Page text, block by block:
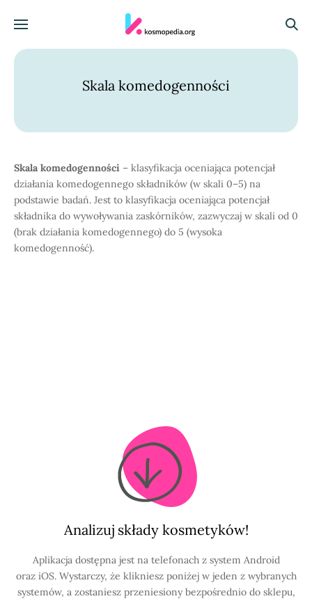
Menu
Skala komedogenności
Skala komedogenności – klasyfikacja oceniająca potencjał
działania komedogennego składników (w skali 0–5) na
podstawie badań. Jest to klasyfikacja oceniająca potencjał
składnika do wywoływania zaskórników, zazwyczaj w skali od 0
(brak działania komedogennego) do 5 (wysoka
komedogenność).
Analizuj składy kosmetyków!
Aplikacja dostępna jest na telefonach z system Android
oraz iOS. Wystarczy, że klikniesz poniżej w jeden z wybranych
systemów, a zostaniesz przeniesiony bezpośrednio do sklepu,